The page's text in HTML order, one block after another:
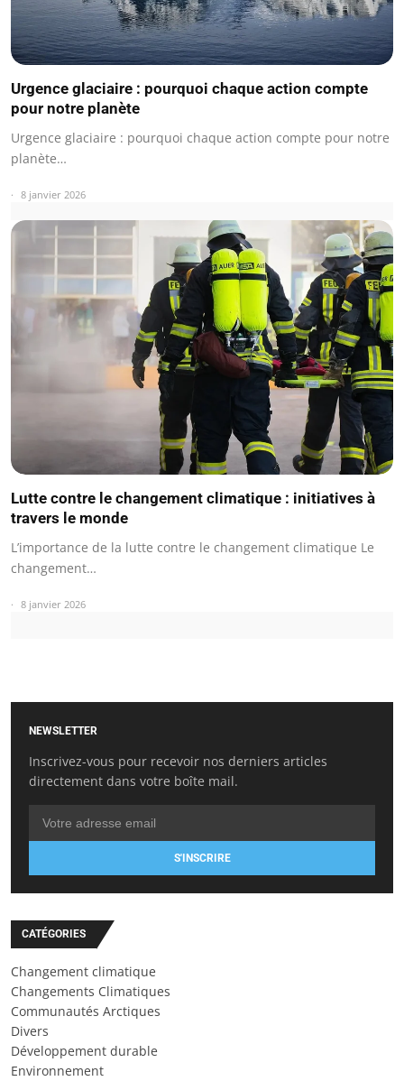
Urgence glaciaire : pourquoi chaque action compte
pour notre planète
Urgence glaciaire : pourquoi chaque action compte pour notre
planète…
8 janvier 2026
Lutte contre le changement climatique : initiatives à
travers le monde
L’importance de la lutte contre le changement climatique Le
changement…
8 janvier 2026
NEWSLETTER
Inscrivez-vous pour recevoir nos derniers articles
directement dans votre boîte mail.
S'INSCRIRE
CATÉGORIES
Changement climatique
Changements Climatiques
Communautés Arctiques
Divers
Développement durable
Environnement